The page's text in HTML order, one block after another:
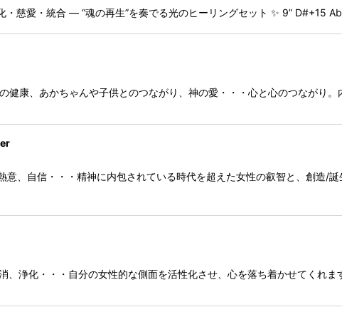
慈愛・統合 ― “魂の再生”を奏でる光のヒーリングセット ✨ 9” D#+15
康、あかちゃんや子供とのつながり、神の愛・・・心と心のつながり
、自信・・・精神に内包されている時代を超えた女性の叡智と、創造/誕
浄化・・・自分の女性的な側面を活性化させ、心を落ち着かせてくれま